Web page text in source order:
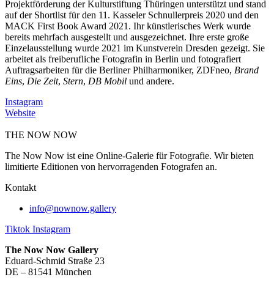
Projektförderung der Kulturstiftung Thüringen unterstützt und stand
auf der Shortlist für den 11. Kasseler Schnullerpreis 2020 und den
MACK First Book Award 2021. Ihr künstlerisches Werk wurde
bereits mehrfach ausgestellt und ausgezeichnet. Ihre erste große
Einzelausstellung wurde 2021 im Kunstverein Dresden gezeigt. Sie
arbeitet als freiberufliche Fotografin in Berlin und fotografiert
Auftragsarbeiten für die Berliner Philharmoniker, ZDFneo, Brand
Eins, Die Zeit, Stern, DB Mobil und andere.
Instagram
Website
THE NOW NOW
The Now Now ist eine Online-Galerie für Fotografie. Wir bieten
limitierte Editionen von hervorragenden Fotografen an.
Kontakt
info@nownow.gallery
Tiktok Instagram
The Now Now Gallery
Eduard-Schmid Straße 23
DE – 81541 München